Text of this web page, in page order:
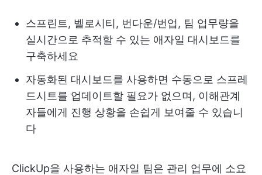
스프린트, 벨로시티, 번다운/번업, 팀 업무량을
실시간으로 추적할 수 있는 애자일 대시보드를
구축하세요
자동화된 대시보드를 사용하면 수동으로 스프레
드시트를 업데이트할 필요가 없으며, 이해관계
자들에게 진행 상황을 손쉽게 보여줄 수 있습니
다
ClickUp을 사용하는 애자일 팀은 관리 업무에 소요